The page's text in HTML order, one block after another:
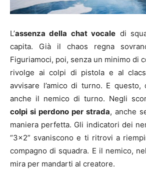
L’assenza della chat vocale di
capita. Già il chaos regna
Figuriamoci, poi, senza un minimo di
rivolge ai colpi di pistola e al
avvisare l’amico di turno. E questo,
anche il nemico di turno. Negli
colpi si perdono per strada, anche
maniera perfetta. Gli indicatori dei
“3×2” svaniscono e ti ritrovi a
compagno di squadra. E il nemico,
mira per mandarti al creatore.